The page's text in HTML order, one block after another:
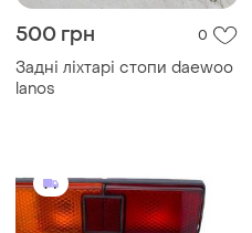
500 грн 0
Задні ліхтарі стопи daewoo
lanos